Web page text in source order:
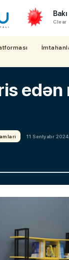
Bakı
Clear
11 Sentyabr